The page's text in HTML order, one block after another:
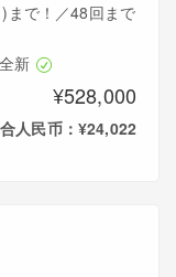
まで！／48回まで
新
¥528,000
人民币：¥24,022